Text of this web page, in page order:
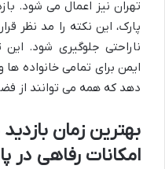
تهران نیز اعمال می شود.
پارک، این نکته را مد نظر
ناراحتی جلوگیری شود.
ایمن برای تمامی خانواده
دهد که همه می توانند از
بهترین زمان بازدید
امکانات رفاهی در